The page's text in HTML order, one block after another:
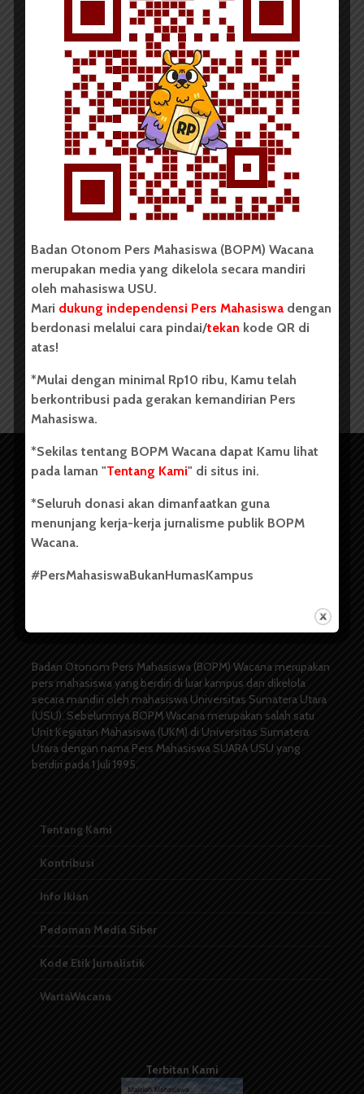
Redaksi 31 Desember 2021 2 menit waktu baca
Ilmu Politik Adakan Seminar
Internasional Tema Icopol...
Badan Otonom Pers Mahasiswa (BOPM) Wacana merupakan
pers mahasiswa yang berdiri di luar kampus dan dikelola
secara mandiri oleh mahasiswa Universitas Sumatera Utara
(USU). Sebelumnya BOPM Wacana merupakan salah satu
Unit Kegiatan Mahasiswa (UKM) di Universitas Sumatera
Utara dengan nama Pers Mahasiswa SUARA USU yang
berdiri pada 1 Juli 1995.
Tentang Kami
Kontribusi
Info Iklan
Pedoman Media Siber
Kode Etik Jurnalistik
WartaWacana
Terbitan Kami
Badan Otonom Pers Mahasiswa (BOPM) Wacana
merupakan media yang dikelola secara mandiri
oleh mahasiswa USU.
Mari dukung independensi Pers Mahasiswa dengan
berdonasi melalui cara pindai/tekan kode QR di
atas!
*Mulai dengan minimal Rp10 ribu, Kamu telah
berkontribusi pada gerakan kemandirian Pers
Mahasiswa.
*Sekilas tentang BOPM Wacana dapat Kamu lihat
pada laman "Tentang Kami" di situs ini.
*Seluruh donasi akan dimanfaatkan guna
menunjang kerja-kerja jurnalisme publik BOPM
Wacana.
#PersMahasiswaBukanHumasKampus